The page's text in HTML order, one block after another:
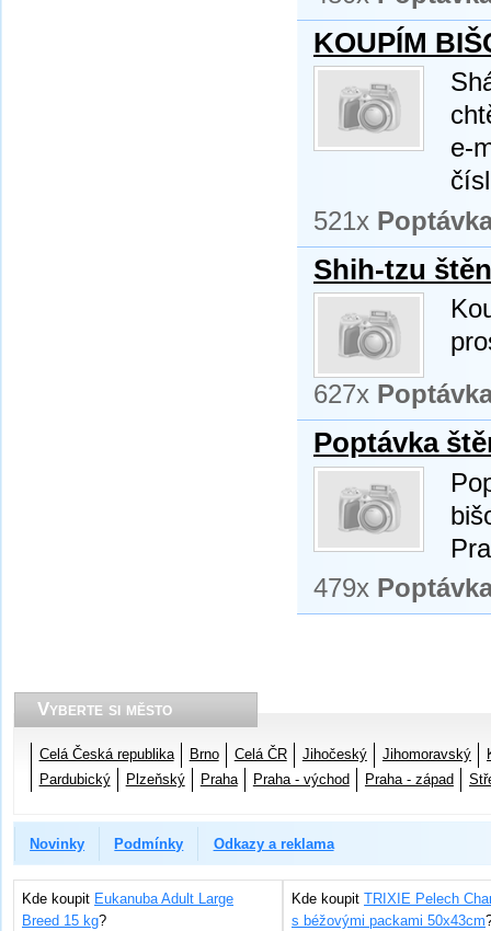
KOUPÍM
e-
521x
Shih-tzu
627x
Poptávka
479x
Vyberte si město
Celá Česká republika Brno Celá ČR Jihočeský Jihomoravský
Pardubický
Plzeňský Praha Praha - východ Praha - západ
Novinky Podmínky Odkazy a reklama
Kde koupit Eukanuba Adult Large
Breed 15 kg?
Kde koupit TRIXIE Pelech
s béžovými packami 50x43cm